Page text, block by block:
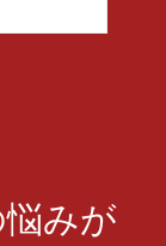
悩みが